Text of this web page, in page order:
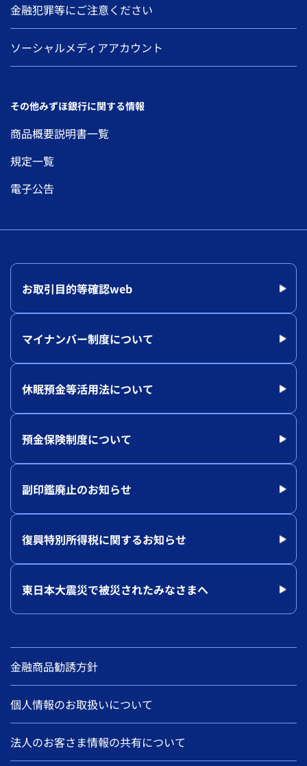
金融犯罪等にご注意ください
ソーシャルメディアアカウント
その他みずほ銀行に関する情報
商品概要説明書一覧
規定一覧
電子公告
お取引目的等確認web
マイナンバー制度について
休眠預金等活用法について
預金保険制度について
副印鑑廃止のお知らせ
復興特別所得税に関するお知らせ
東日本大震災で被災されたみなさまへ
金融商品勧誘方針
個人情報のお取扱いについて
法人のお客さま情報の共有について